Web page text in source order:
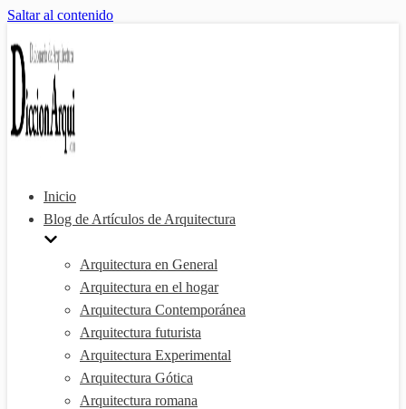
Saltar al contenido
Inicio
Blog de Artículos de Arquitectura
Arquitectura en General
Arquitectura en el hogar
Arquitectura Contemporánea
Arquitectura futurista
Arquitectura Experimental
Arquitectura Gótica
Arquitectura romana